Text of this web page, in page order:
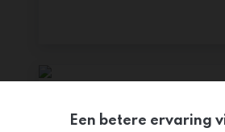
Een betere ervaring